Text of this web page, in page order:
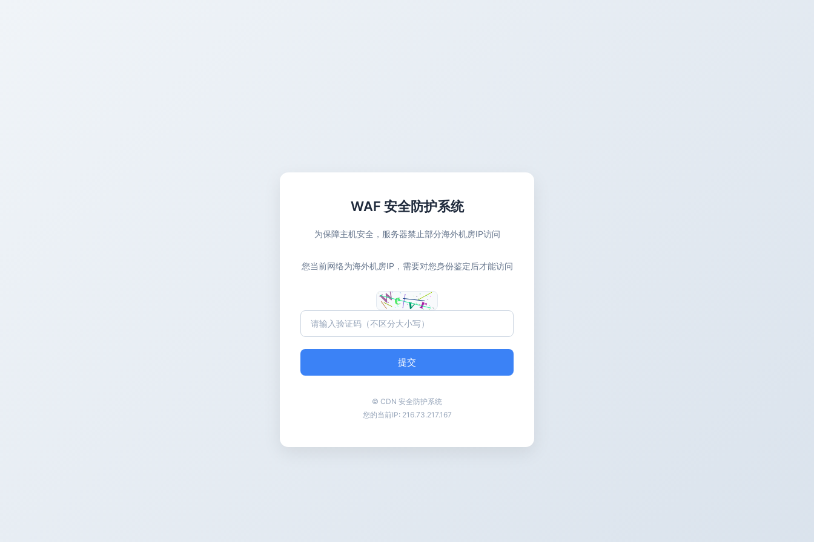
WAF 安全防护系统
为保障主机安全，服务器禁止部分海外机房IP访问
您当前网络为海外机房IP，需要对您身份鉴定后才能访问
提交
© CDN 安全防护系统
您的当前IP: 216.73.217.167